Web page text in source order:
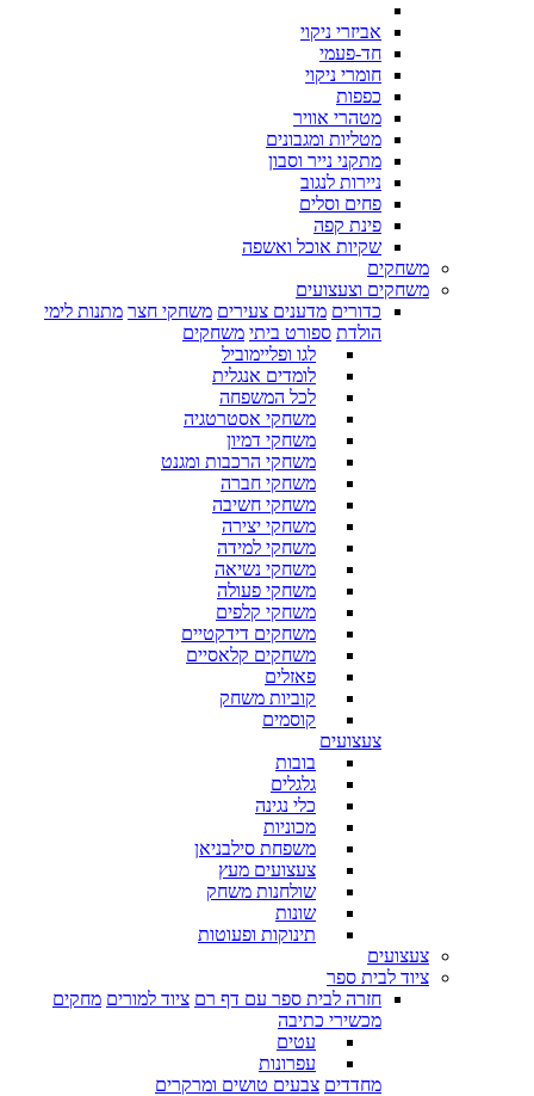
אביזרי ניקוי
חד-פעמי
חומרי ניקוי
כפפות
מטהרי אוויר
מטליות ומגבונים
מתקני נייר וסבון
ניירות לנגוב
פחים וסלים
פינת קפה
שקיות אוכל ואשפה
משחקים
משחקים וצעצועים
כדורים מדענים צעירים משחקי חצר מתנות לימי
הולדת ספורט ביתי משחקים
לגו ופליימוביל
לומדים אנגלית
לכל המשפחה
משחקי אסטרטגיה
משחקי דמיון
משחקי הרכבות ומגנט
משחקי חברה
משחקי חשיבה
משחקי יצירה
משחקי למידה
משחקי נשיאה
משחקי פעולה
משחקי קלפים
משחקים דידקטיים
משחקים קלאסיים
פאזלים
קוביות משחק
קוסמים
צעצועים
בובות
גלגלים
כלי נגינה
מכוניות
משפחת סילבניאן
צעצועים מעץ
שולחנות משחק
שונות
תינוקות ופעוטות
צעצועים
ציוד לבית ספר
חזרה לבית ספר עם דף רם ציוד למורים מחקים
מכשירי כתיבה
עטים
עפרונות
מחדדים צבעים טושים ומרקרים